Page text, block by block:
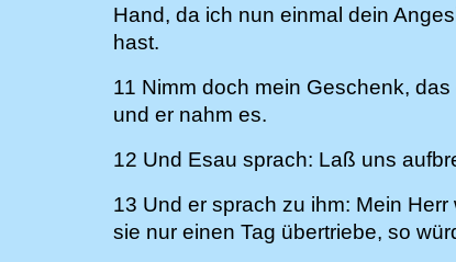
Hand, da ich nun einmal dein
hast.
11 Nimm doch mein Geschenk,
und er nahm es.
12 Und Esau sprach: Laß uns
13 Und er sprach zu ihm: Mein
sie nur einen Tag übertriebe, so